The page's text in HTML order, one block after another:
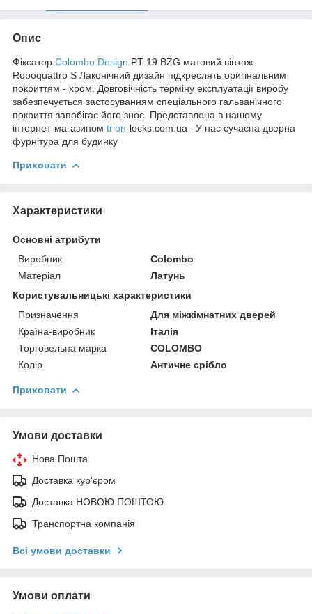
Опис
Фіксатор Colombo Design PT 19 BZG матовий вінтаж
Roboquattro S Лаконічний дизайн підкреслять оригінальним
покриттям - хром. Довговічність терміну експлуатації виробу
забезпечується застосуванням спеціального гальванічного
покриття запобігає його знос. Представлена в нашому
інтернет-магазином trion-locks.com.ua– У нас сучасна дверна
фурнітура для будинку
Приховати
Характеристики
Основні атрибути
Виробник
Colombo
Матеріал
Латунь
Користувальницькі характеристики
Призначення
Для міжкімнатних дверей
Країна-виробник
Італія
Торговельна марка
COLOMBO
Колір
Античне срібло
Приховати
Умови доставки
Нова Пошта
Доставка кур'єром
Доставка НОВОЮ ПОШТОЮ
Транспортна компанія
Всі умови доставки
Умови оплати